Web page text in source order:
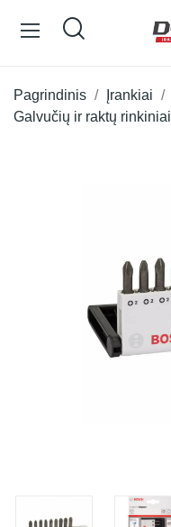
Pagrindinis Įrankiai
Galvučių ir raktų rinkiniai